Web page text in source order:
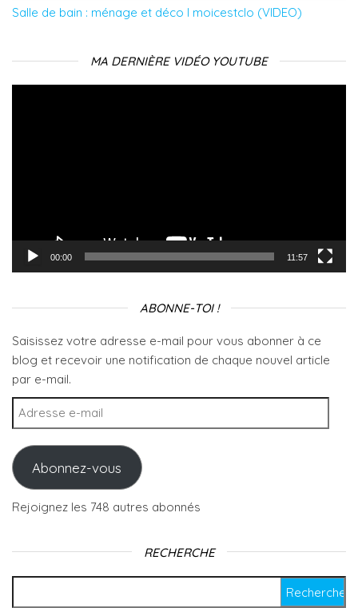
Salle de bain : ménage et déco l moicestclo (VIDEO)
MA DERNIÈRE VIDÉO YOUTUBE
00:00 11:57
ABONNE-TOI !
Saisissez votre adresse e-mail pour vous abonner à ce
blog et recevoir une notification de chaque nouvel article
par e-mail.
Adresse e-mail
Abonnez-vous
Rejoignez les 748 autres abonnés
RECHERCHE